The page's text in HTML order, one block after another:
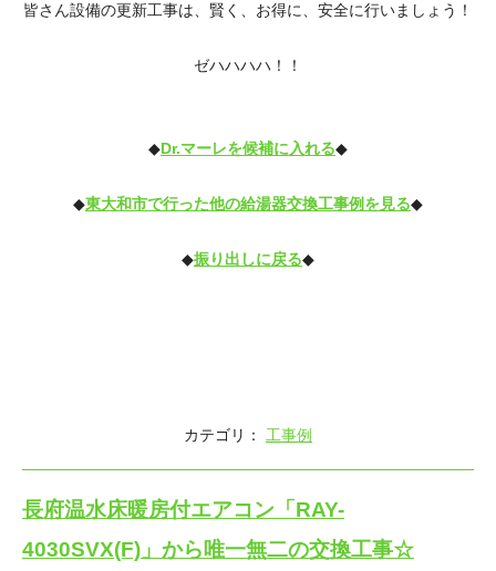
皆さん設備の更新工事は、賢く、お得に、安全に行いましょう！
ゼハハハハ！！
◆Dr.マーレを候補に入れる◆
◆東大和市で行った他の給湯器交換工事例を見る◆
◆振り出しに戻る◆
カテゴリ： 工事例
長府温水床暖房付エアコン「RAY-
4030SVX(F)」から唯一無二の交換工事☆